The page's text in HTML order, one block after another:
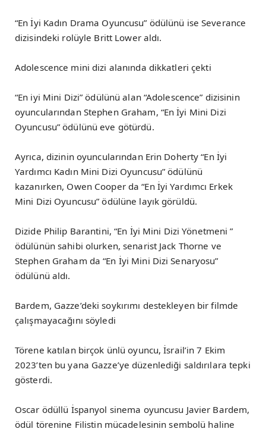
“En İyi Kadın Drama Oyuncusu” ödülünü ise Severance
dizisindeki rolüyle Britt Lower aldı.
Adolescence mini dizi alanında dikkatleri çekti
“En iyi Mini Dizi” ödülünü alan “Adolescence” dizisinin
oyuncularından Stephen Graham, “En İyi Mini Dizi
Oyuncusu” ödülünü eve götürdü.
Ayrıca, dizinin oyuncularından Erin Doherty “En İyi
Yardımcı Kadın Mini Dizi Oyuncusu” ödülünü
kazanırken, Owen Cooper da “En İyi Yardımcı Erkek
Mini Dizi Oyuncusu” ödülüne layık görüldü.
Dizide Philip Barantini, “En İyi Mini Dizi Yönetmeni ”
ödülünün sahibi olurken, senarist Jack Thorne ve
Stephen Graham da “En İyi Mini Dizi Senaryosu”
ödülünü aldı.
Bardem, Gazze’deki soykırımı destekleyen bir filmde
çalışmayacağını söyledi
Törene katılan birçok ünlü oyuncu, İsrail’in 7 Ekim
2023’ten bu yana Gazze’ye düzenlediği saldırılara tepki
gösterdi.
Oscar ödüllü İspanyol sinema oyuncusu Javier Bardem,
ödül törenine Filistin mücadelesinin sembolü haline